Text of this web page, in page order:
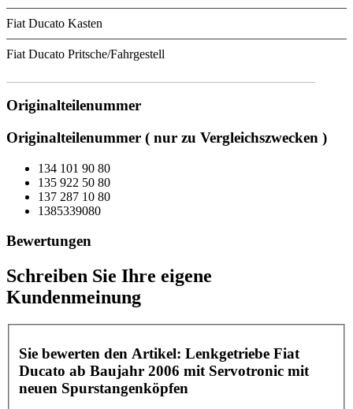
Fiat Ducato Kasten
Fiat Ducato Pritsche/Fahrgestell
Originalteilenummer
Originalteilenummer ( nur zu Vergleichszwecken )
134 101 90 80
135 922 50 80
137 287 10 80
1385339080
Bewertungen
Schreiben Sie Ihre eigene
Kundenmeinung
Sie bewerten den Artikel: Lenkgetriebe Fiat
Ducato ab Baujahr 2006 mit Servotronic mit
neuen Spurstangenköpfen